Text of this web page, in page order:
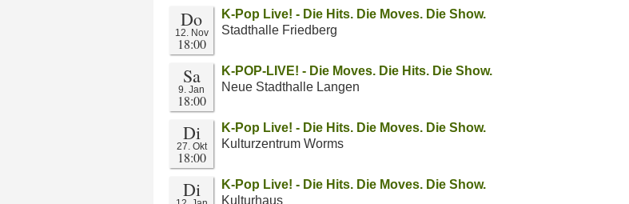
Do
12. Nov
18:00
K-Pop Live! - Die Hits. Die Moves. Die Show.
Stadthalle Friedberg
Sa
9. Jan
18:00
K-POP-LIVE! - Die Moves. Die Hits. Die Show.
Neue Stadthalle Langen
Di
27. Okt
18:00
K-Pop Live! - Die Hits. Die Moves. Die Show.
Kulturzentrum Worms
Di
K-Pop Live! - Die Hits. Die Moves. Die Show.
Kulturhaus